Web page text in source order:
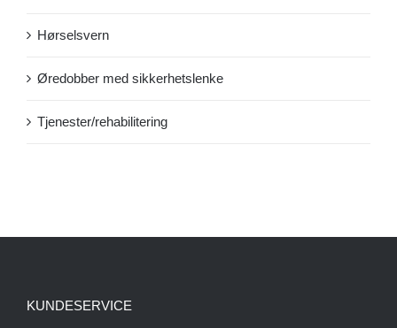
Hørselsvern
Øredobber med sikkerhetslenke
Tjenester/rehabilitering
KUNDESERVICE